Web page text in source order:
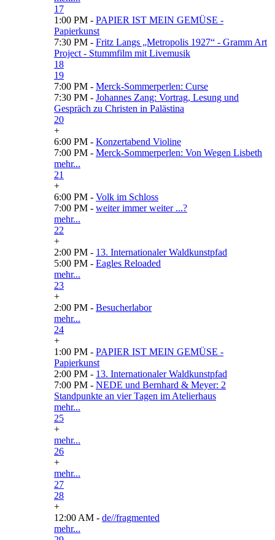
17
1:00 PM - PAPIER IST MEIN GEMÜSE -
Papierkunst
7:30 PM - Fritz Langs „Metropolis 1927“ - Gramm Art
Project - Stummfilm mit Livemusik
18
19
7:00 PM - Merck-Sommerperlen: Curse
7:30 PM - Johannes Zang: Vortrag, Lesung und
Gespräch zu Christen in Palästina
20
+
6:00 PM - Konzertabend Violine
7:00 PM - Merck-Sommerperlen: Von Wegen Lisbeth
mehr...
21
+
6:00 PM - Volk im Schloss
7:00 PM - weiter immer weiter ...?
mehr...
22
+
2:00 PM - 13. Internationaler Waldkunstpfad
5:00 PM - Eagles Reloaded
mehr...
23
+
2:00 PM - Besucherlabor
mehr...
24
+
1:00 PM - PAPIER IST MEIN GEMÜSE -
Papierkunst
2:00 PM - 13. Internationaler Waldkunstpfad
7:00 PM - NEDE und Bernhard & Meyer: 2
Standpunkte an vier Tagen im Atelierhaus
mehr...
25
+
mehr...
26
+
mehr...
27
28
+
12:00 AM - de//fragmented
mehr...